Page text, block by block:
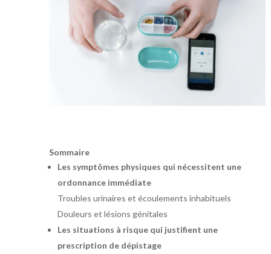
Sommaire
Les symptômes physiques qui nécessitent une
ordonnance immédiate
Troubles urinaires et écoulements inhabituels
Douleurs et lésions génitales
Les situations à risque qui justifient une
prescription de dépistage